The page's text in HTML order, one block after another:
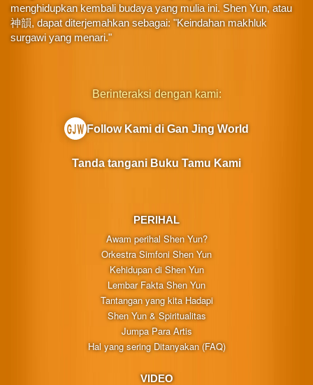
menghidupkan kembali budaya yang mulia ini. Shen Yun, atau
神韻, dapat diterjemahkan sebagai: "Keindahan makhluk
surgawi yang menari."
PERIHAL
Awam perihal Shen Yun?
Orkestra Simfoni Shen Yun
Kehidupan di Shen Yun
Lembar Fakta Shen Yun
Tantangan yang kita Hadapi
Shen Yun & Spiritualitas
Jumpa Para Artis
Hal yang sering Ditanyakan (FAQ)
VIDEO
Berinteraksi dengan kami:
Follow Kami di Gan Jing World
Tanda tangani Buku Tamu Kami